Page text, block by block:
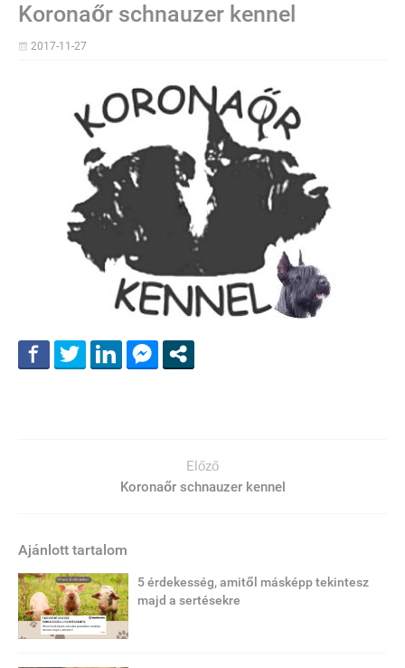
Koronaőr schnauzer kennel
2017-11-27
Előző
Koronaőr schnauzer kennel
Ajánlott tartalom
5 érdekesség, amitől másképp tekintesz
majd a sertésekre